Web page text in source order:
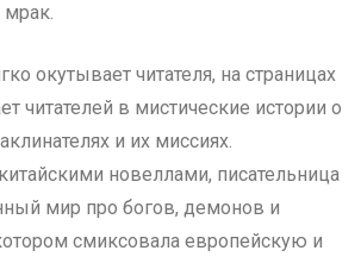
окутывает читателя, на страницах
читателей в мистические истории о
и их миссиях.
новеллами, писательница
мир про богов, демонов и
смиксовала европейскую и